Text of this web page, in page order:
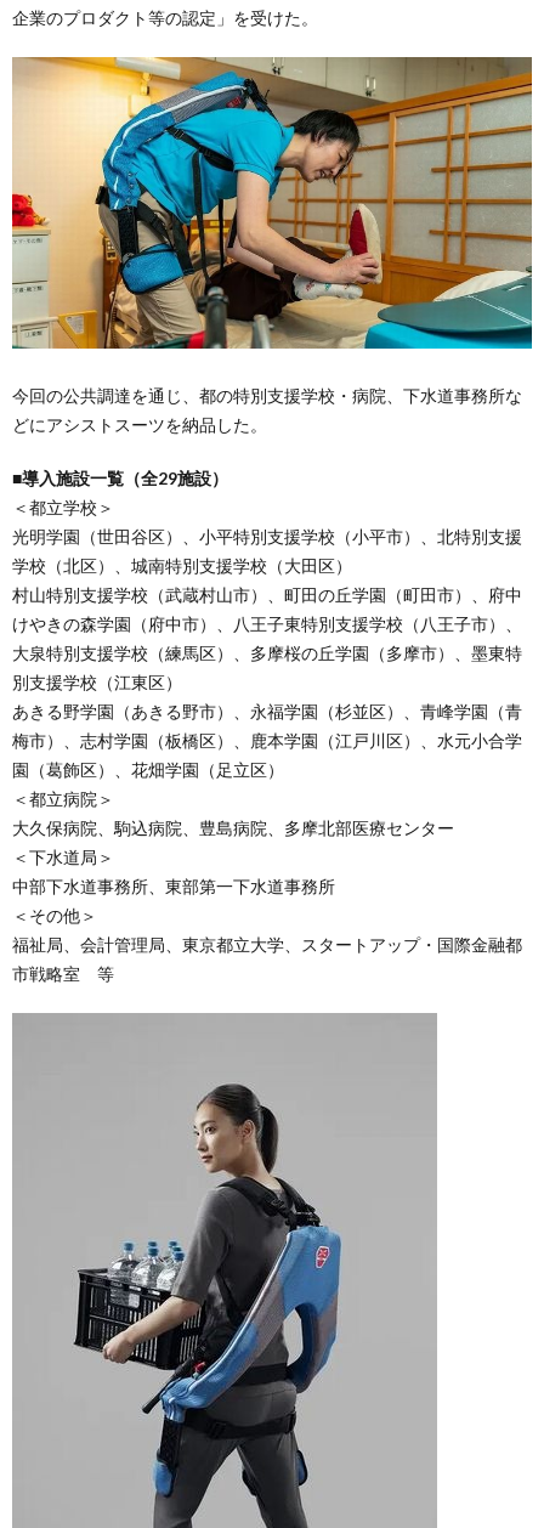
企業のプロダクト等の認定」を受けた。
今回の公共調達を通じ、都の特別支援学校・病院、下水道事務所な
どにアシストスーツを納品した。
■導入施設一覧（全29施設）
＜都立学校＞
光明学園（世田谷区）、小平特別支援学校（小平市）、北特別支援
学校（北区）、城南特別支援学校（大田区）
村山特別支援学校（武蔵村山市）、町田の丘学園（町田市）、府中
けやきの森学園（府中市）、八王子東特別支援学校（八王子市）、
大泉特別支援学校（練馬区）、多摩桜の丘学園（多摩市）、墨東特
別支援学校（江東区）
あきる野学園（あきる野市）、永福学園（杉並区）、青峰学園（青
梅市）、志村学園（板橋区）、鹿本学園（江戸川区）、水元小合学
園（葛飾区）、花畑学園（足立区）
＜都立病院＞
大久保病院、駒込病院、豊島病院、多摩北部医療センター
＜下水道局＞
中部下水道事務所、東部第一下水道事務所
＜その他＞
福祉局、会計管理局、東京都立大学、スタートアップ・国際金融都
市戦略室 等